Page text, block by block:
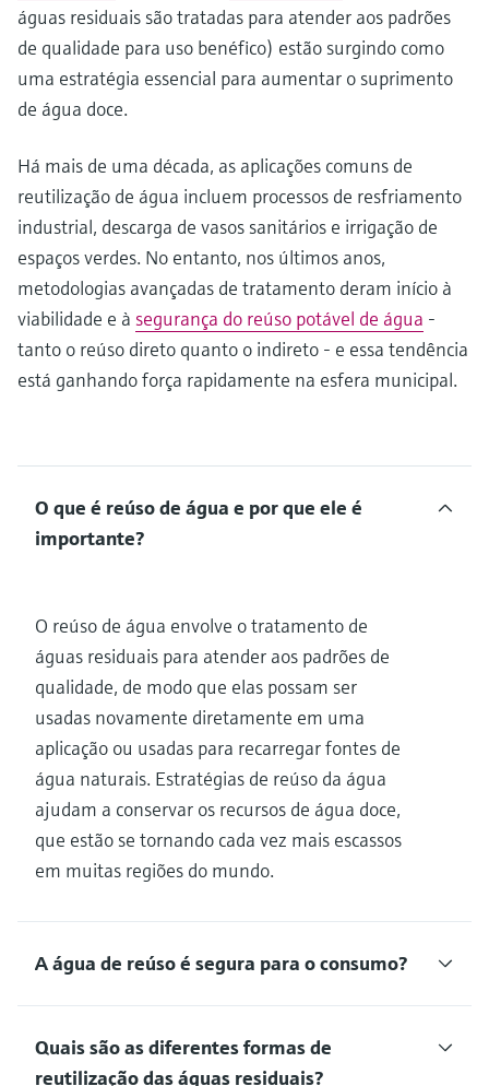
águas residuais são tratadas para atender aos padrões
de qualidade para uso benéfico) estão surgindo como
uma estratégia essencial para aumentar o suprimento
de água doce.
Há mais de uma década, as aplicações comuns de
reutilização de água incluem processos de resfriamento
industrial, descarga de vasos sanitários e irrigação de
espaços verdes. No entanto, nos últimos anos,
metodologias avançadas de tratamento deram início à
viabilidade e à segurança do reúso potável de água -
tanto o reúso direto quanto o indireto - e essa tendência
está ganhando força rapidamente na esfera municipal.
O que é reúso de água e por que ele é
importante?
O reúso de água envolve o tratamento de
águas residuais para atender aos padrões de
qualidade, de modo que elas possam ser
usadas novamente diretamente em uma
aplicação ou usadas para recarregar fontes de
água naturais. Estratégias de reúso da água
ajudam a conservar os recursos de água doce,
que estão se tornando cada vez mais escassos
em muitas regiões do mundo.
A água de reúso é segura para o consumo?
Quais são as diferentes formas de
reutilização das águas residuais?